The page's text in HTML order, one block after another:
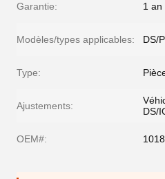
Garantie: 1 an
Modèles/types applicables: DS/
Type:
Ajustements:
DS/
OEM#: